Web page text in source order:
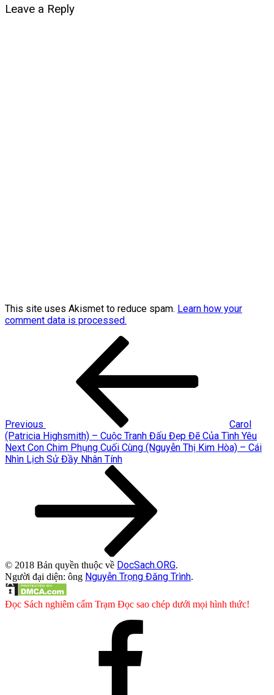
Leave a Reply
This site uses Akismet to reduce spam. Learn how your
comment data is processed.
Previous
Carol
(Patricia Highsmith) – Cuộc Tranh Đấu Đẹp Đẽ Của Tình Yêu
Next
Post
Next Con Chim Phụng Cuối Cùng (Nguyễn Thị Kim Hòa) – Cái
Nhìn Lịch Sử Đầy Nhân Tính
© 2018 Bản quyền thuộc về DocSach.ORG.
Người đại diện: ông Nguyễn Trọng Đăng Trình.
Đọc Sách nghiêm cấm Trạm Đọc sao chép dưới mọi hình thức!